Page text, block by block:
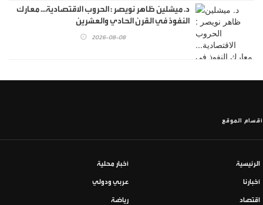
د. ميشلين ظاهر نويصر : الحروب الاقتصادية... معارك
النفوذ في القرن الحادي والعشرين
2026-08-08
أقسام الموقع
الرئيسية أخبار محلية
أخبارنا عربي ودولي
اقتصاد رياضة